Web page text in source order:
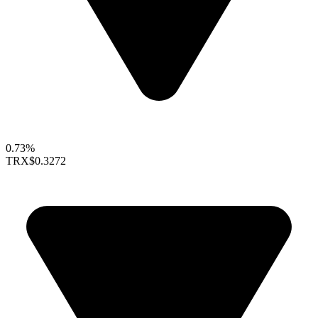
0.73%
TRX$0.3272